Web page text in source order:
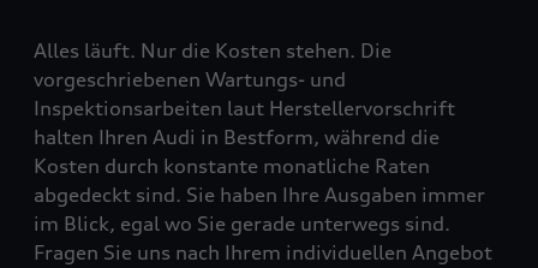
Alles läuft. Nur die Kosten stehen. Die
vorgeschriebenen Wartungs- und
Inspektionsarbeiten laut Herstellervorschrift
halten Ihren Audi in Bestform, während die
Kosten durch konstante monatliche Raten
abgedeckt sind. Sie haben Ihre Ausgaben immer
im Blick, egal wo Sie gerade unterwegs sind.
Fragen Sie uns nach Ihrem individuellen Angebot